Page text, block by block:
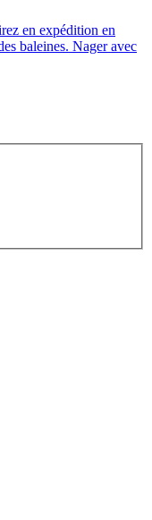
en expédition en
baleines. Nager avec